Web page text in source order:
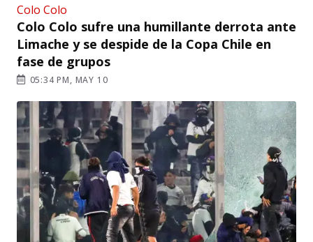
Colo Colo
Colo Colo sufre una humillante derrota ante
Limache y se despide de la Copa Chile en
fase de grupos
05:34 PM, MAY 10